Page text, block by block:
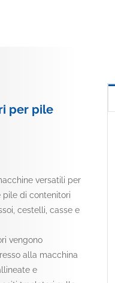
per pile
versatili per
di contenitori
cestelli, casse e
vengono
alla macchina
e